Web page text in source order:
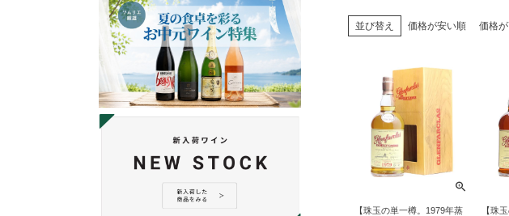
並び替え 価格が安い順 価格
【珠玉の単一樽。1979年蒸
【珠